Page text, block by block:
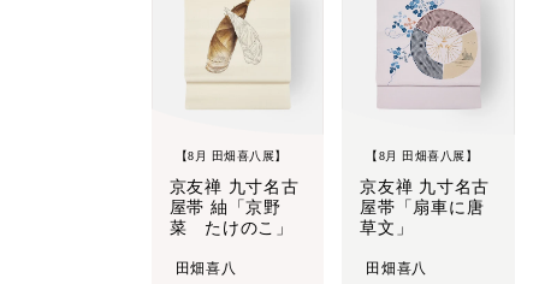
【8月 田畑喜八展】
京友禅 九寸名古
屋帯 紬「京野
菜 たけのこ」
田畑喜八
【8月 田畑喜八展】
京友禅 九寸名古
屋帯「扇車に唐
草文」
田畑喜八